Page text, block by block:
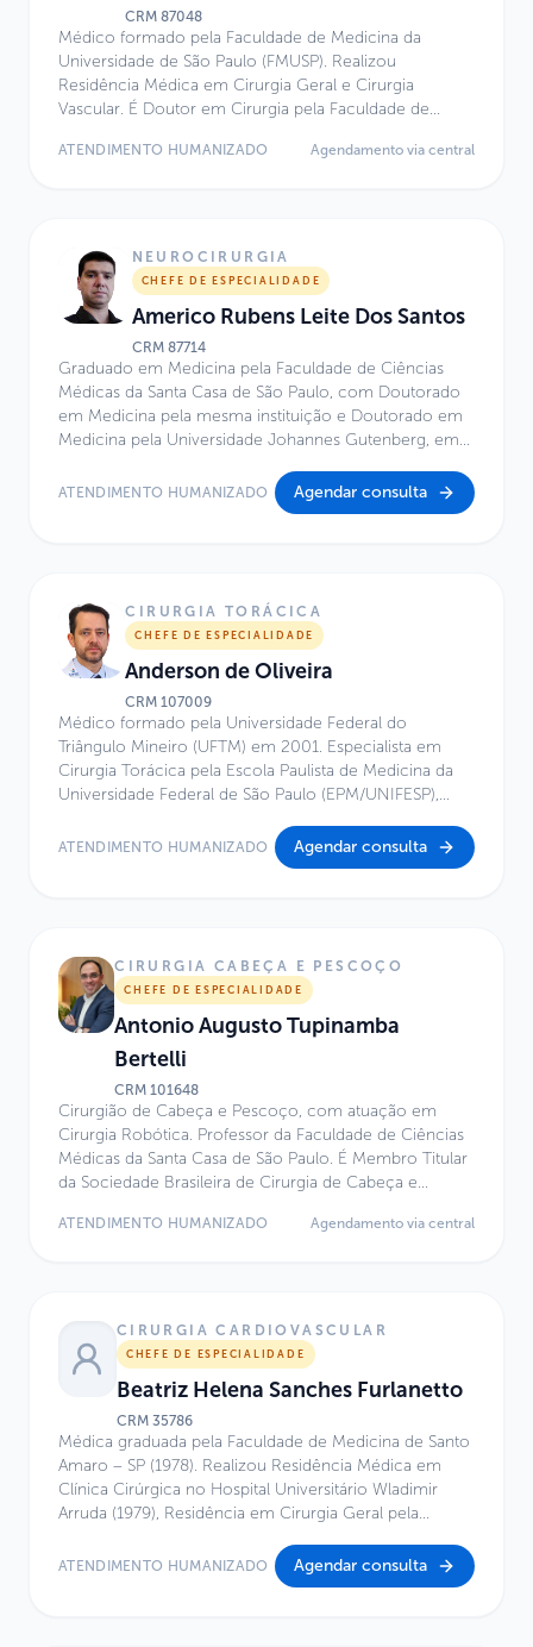
CRM87048
Médico formado pela Faculdade de Medicina da
Universidade de São Paulo (FMUSP). Realizou
Residência Médica em Cirurgia Geral e Cirurgia
Vascular. É Doutor em Cirurgia pela Faculdade de
Hospital Universitário da USP. Possui Título de
Endovascular. MD, PhD.
ATENDIMENTO HUMANIZADO Agendamento via central
NEUROCIRURGIA
CHEFE DE ESPECIALIDADE
Americo Rubens Leite Dos Santos
CRM 87714
Graduado em Medicina pela Faculdade de Ciências
Médicas da Santa Casa de São Paulo, com Doutorado
em Medicina pela mesma instituição e Doutorado em
Medicina pela Universidade Johannes Gutenberg, em
na Irmandade da Santa Casa de Misericórdia de São
Paulo. É Professor Assistente da Faculdade de Ciências
Clínico do Centro de Excelência do Hospital Infantil
Sabará, com atuação nas áreas de Neurocirurgia
Minimamente Invasiva, Neuroendoscopia, Cirurgia
Endoscópica da Base do Crânio, Tumores de Hipófise,
Aneurismas Cerebrais e Hidrocefalia.
ATENDIMENTO HUMANIZADO Agendar consulta
CIRURGIA TORÁCICA
CHEFE DE ESPECIALIDADE
Anderson de Oliveira
CRM107009
Médico formado pela Universidade Federal do
Triângulo Mineiro (UFTM) em 2001. Especialista em
Cirurgia Torácica pela Escola Paulista de Medicina da
Universidade Federal de São Paulo (EPM/UNIFESP),
Torácico no serviço de Cirurgia Torácica do GRAACC-
EPM desde dezembro de 2007. É Coordenador e
EPM/UNIFESP como Cirurgião Torácico.
ATENDIMENTO HUMANIZADO Agendar consulta
CIRURGIA CABEÇA E PESCOÇO
CHEFE DE ESPECIALIDADE
Antonio Augusto Tupinamba
Bertelli
CRM101648
Cirurgião de Cabeça e Pescoço, com atuação em
Cirurgia Robótica. Professor da Faculdade de Ciências
Médicas da Santa Casa de São Paulo. É Membro Titular
da Sociedade Brasileira de Cirurgia de Cabeça e
ATENDIMENTO HUMANIZADO Agendamento via central
CIRURGIA CARDIOVASCULAR
CHEFE DE ESPECIALIDADE
Beatriz Helena Sanches Furlanetto
CRM 35786
Médica graduada pela Faculdade de Medicina de Santo
Amaro – SP (1978). Realizou Residência Médica em
Clínica Cirúrgica no Hospital Universitário Wladimir
Arruda (1979), Residência em Cirurgia Geral pela
FMUSP (1981) e Residência em Cirurgia Cardíaca no
Instituto do Coração do Hospital das Clínicas –
ATENDIMENTO HUMANIZADO Agendar consulta